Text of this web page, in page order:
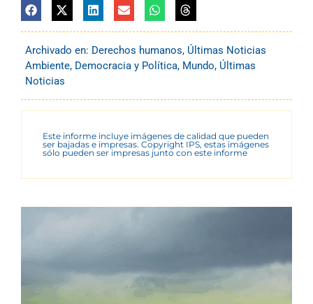
Archivado en: Derechos humanos, Últimas Noticias
Ambiente, Democracia y Política, Mundo, Últimas
Noticias
Este informe incluye imágenes de calidad que pueden
ser bajadas e impresas. Copyright IPS, estas imágenes
sólo pueden ser impresas junto con este informe